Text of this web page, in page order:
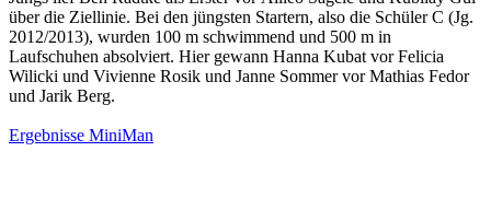
über die Ziellinie. Bei den jüngsten Startern, also die Schüler C (Jg.
2012/2013), wurden 100 m schwimmend und 500 m in
Laufschuhen absolviert. Hier gewann Hanna Kubat vor Felicia
Wilicki und Vivienne Rosik und Janne Sommer vor Mathias Fedor
und Jarik Berg.
Ergebnisse MiniMan